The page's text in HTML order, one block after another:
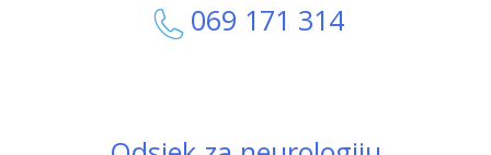
069 171 314